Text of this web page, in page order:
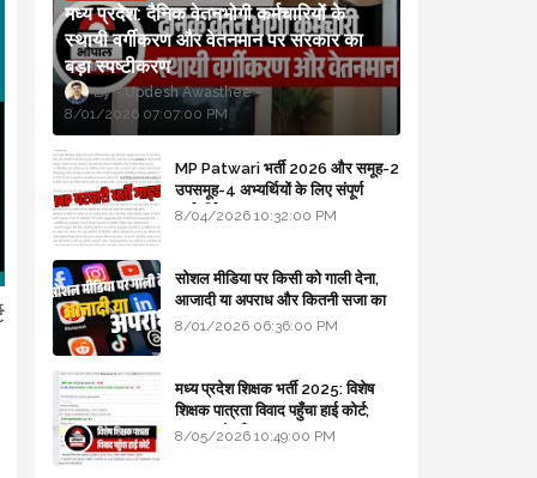
मध्य प्रदेश: दैनिक वेतनभोगी कर्मचारियों के
स्थायी वर्गीकरण और वेतनमान पर सरकार का
बड़ा स्पष्टीकरण
Updesh Awasthee
8/01/2026 07:07:00 PM
MP Patwari भर्ती 2026 और समूह-2
उपसमूह-4 अभ्यर्थियों के लिए संपूर्ण
मार्गदर्शिका
8/04/2026 10:32:00 PM
सोशल मीडिया पर किसी को गाली देना,
आजादी या अपराध और कितनी सजा का
प्रावधान - free legal advice
8/01/2026 06:36:00 PM
मध्य प्रदेश शिक्षक भर्ती 2025: विशेष
शिक्षक पात्रता विवाद पहुँचा हाई कोर्ट;
सरकार से माँगा जवाब
8/05/2026 10:49:00 PM